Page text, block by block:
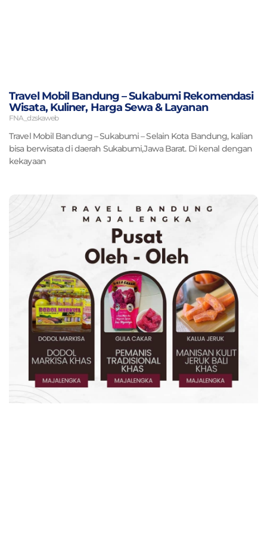
Travel Mobil Bandung – Sukabumi Rekomendasi
Wisata, Kuliner, Harga Sewa & Layanan
FNA_dzskaweb
Travel Mobil Bandung – Sukabumi – Selain Kota Bandung, kalian
bisa berwisata di daerah Sukabumi,Jawa Barat. Di kenal dengan
kekayaan